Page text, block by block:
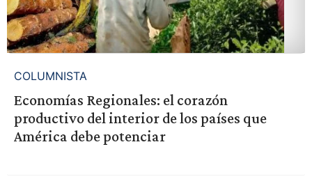
COLUMNISTA
Economías Regionales: el corazón
productivo del interior de los países que
América debe potenciar